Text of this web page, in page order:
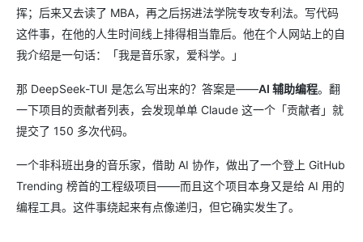
挥；后来又去读了 MBA，再之后拐进法学院专攻专利法。写代码
这件事，在他的人生时间线上排得相当靠后。他在个人网站上的自
我介绍是一句话：「我是音乐家，爱科学。」
那 DeepSeek-TUI 是怎么写出来的？答案是——AI 辅助编程。翻
一下项目的贡献者列表，会发现单单 Claude 这一个「贡献者」就
提交了 150 多次代码。
一个非科班出身的音乐家，借助 AI 协作，做出了一个登上 GitHub
Trending 榜首的工程级项目——而且这个项目本身又是给 AI 用的
编程工具。这件事绕起来有点像递归，但它确实发生了。